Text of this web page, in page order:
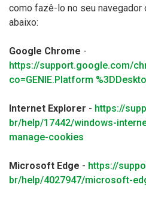
como fazê-lo no seu
abaixo:
Google Chrome -
https://support.google.com/
co=GENIE.Platform
Internet Explorer - https://
br/help/17442/windows-
manage-cookies
Microsoft Edge - https://
br/help/4027947/microsoft-